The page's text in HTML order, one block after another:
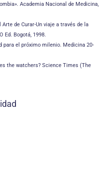
Academia Nacional de Medicina,
Arte de Curar-Un viaje a través de la
Ed. Bogotá, 1998.
para el próximo milenio. Medicina 20-
the watchers? Science Times (The